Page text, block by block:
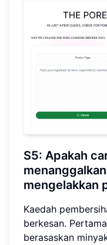
S5: Apakah
mengelakkan
Kaedah
berkesan.
berasaskan